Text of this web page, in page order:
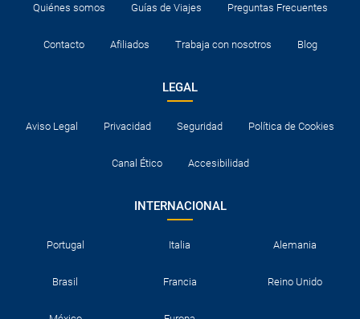
Quiénes somos Guías de Viajes Preguntas Frecuentes
Contacto Afiliados Trabaja con nosotros Blog
LEGAL
Aviso Legal Privacidad Seguridad Política de Cookies
Canal Ético Accesibilidad
INTERNACIONAL
Portugal Italia Alemania
Brasil Francia Reino Unido